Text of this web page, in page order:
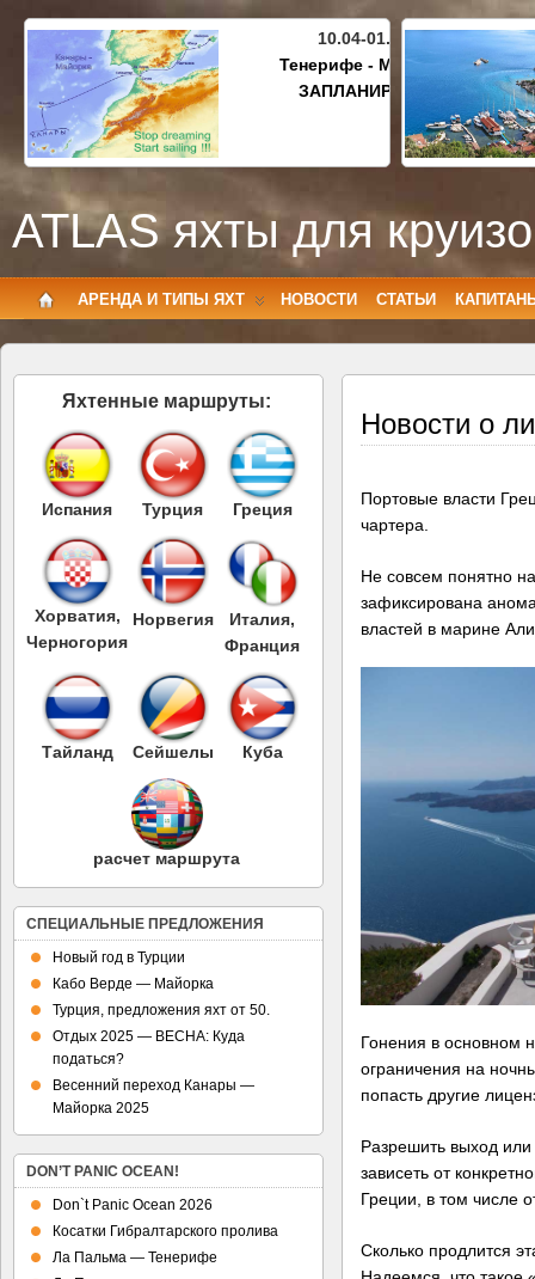
10.04-01.05.2027
Тенерифе - Майорка
ЗАПЛАНИРОВАНО
ATLAS яхты для
АРЕНДА И ТИПЫ ЯХТ НОВОСТИ СТАТЬИ
Новости о
Портовые власти
чартера.
Не совсем понятно
зафиксирована
властей в марине
Гонения в основном
ограничения на
попасть другие
Разрешить выход
зависеть от
Греции, в том числе
Сколько продлится
Яхтенные маршруты:
Испания Турция Греция
Хорватия,
Черногория
Норвегия
Италия,
Франция
Тайланд Сейшелы Куба
расчет маршрута
СПЕЦИАЛЬНЫЕ ПРЕДЛОЖЕНИЯ
Новый год в Турции
Кабо Верде — Майорка
Турция, предложения яхт от 50.
Отдых 2025 — ВЕСНА: Куда
податься?
Весенний переход Канары —
Майорка 2025
DON’T PANIC OCEAN!
Don`t Panic Ocean 2026
Косатки Гибралтарского пролива
Ла Пальма — Тенерифе